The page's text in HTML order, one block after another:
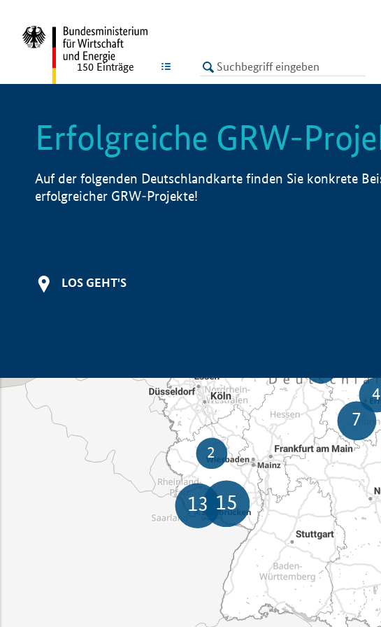
LISTE
150 Einträge
Erfolgreiche GRW-
Auf der folgenden Deutschlandkarte finden Sie konkrete
erfolgreicher GRW-Projekte!
LOS GEHT'S